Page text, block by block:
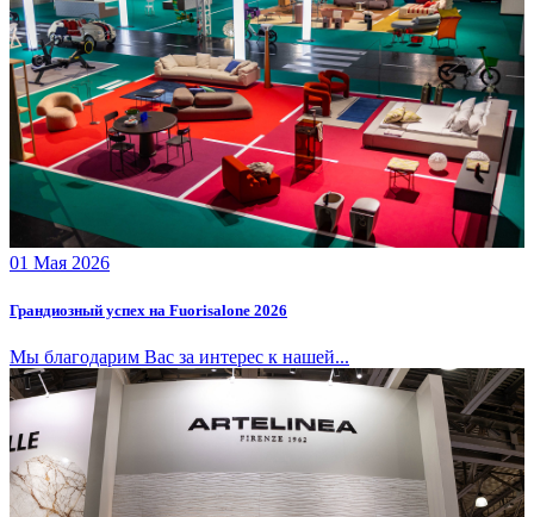
01 Мая 2026
Грандиозный успех на Fuorisalone 2026
Мы благодарим Вас за интерес к нашей...